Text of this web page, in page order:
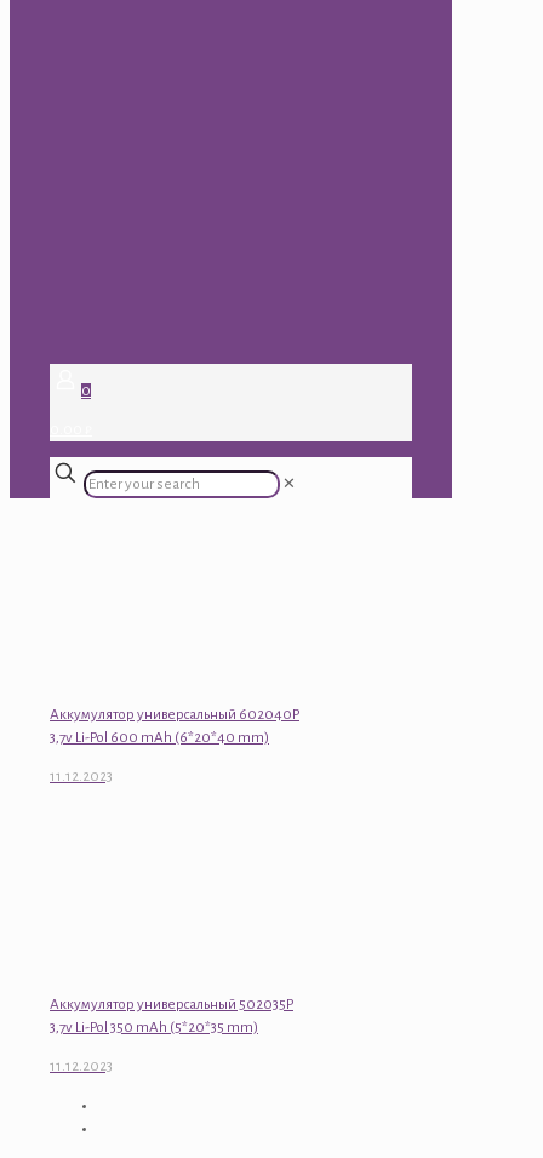
0
✕
Аккумулятор универсальный 602040P
3,7v Li-Pol 600 mAh (6*20*40 mm)
11.12.2023
Аккумулятор универсальный 502035P
3,7v Li-Pol 350 mAh (5*20*35 mm)
11.12.2023